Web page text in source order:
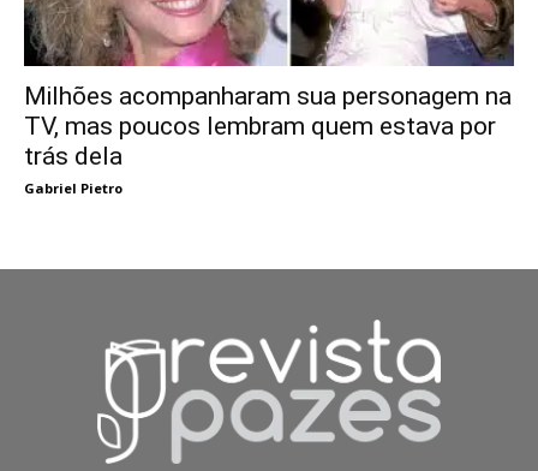
Milhões acompanharam sua personagem na
TV, mas poucos lembram quem estava por
trás dela
Gabriel Pietro